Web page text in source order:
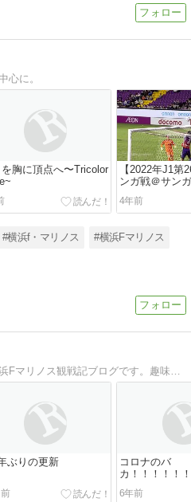
心に。
胸に頂点へ〜Tricolor
【2022年J1第
ンガ戦＠サン
ム〜初、京都
た１つの強い
4年前
#横浜f・マリノス #横浜Fマリノス
横浜Fマリノス観戦ブログ横浜Fマリノス観戦記ブログです。趣味でデザインTシャツの販売もしています。
ぶりの更新
コロナのバ
カ！！！！！
6年前